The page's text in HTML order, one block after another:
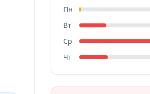
Пн
Вт
Ср
Чт